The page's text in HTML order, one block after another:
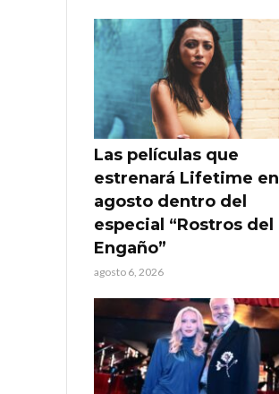
Las películas que
estrenará Lifetime en
agosto dentro del
especial “Rostros del
Engaño”
agosto 6, 2026